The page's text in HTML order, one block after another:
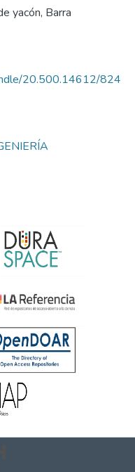
yacón, Barra
20.500.14612/824